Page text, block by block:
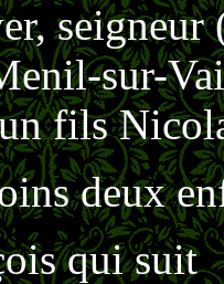
seigneur
sur-
fils
deux
qui suit